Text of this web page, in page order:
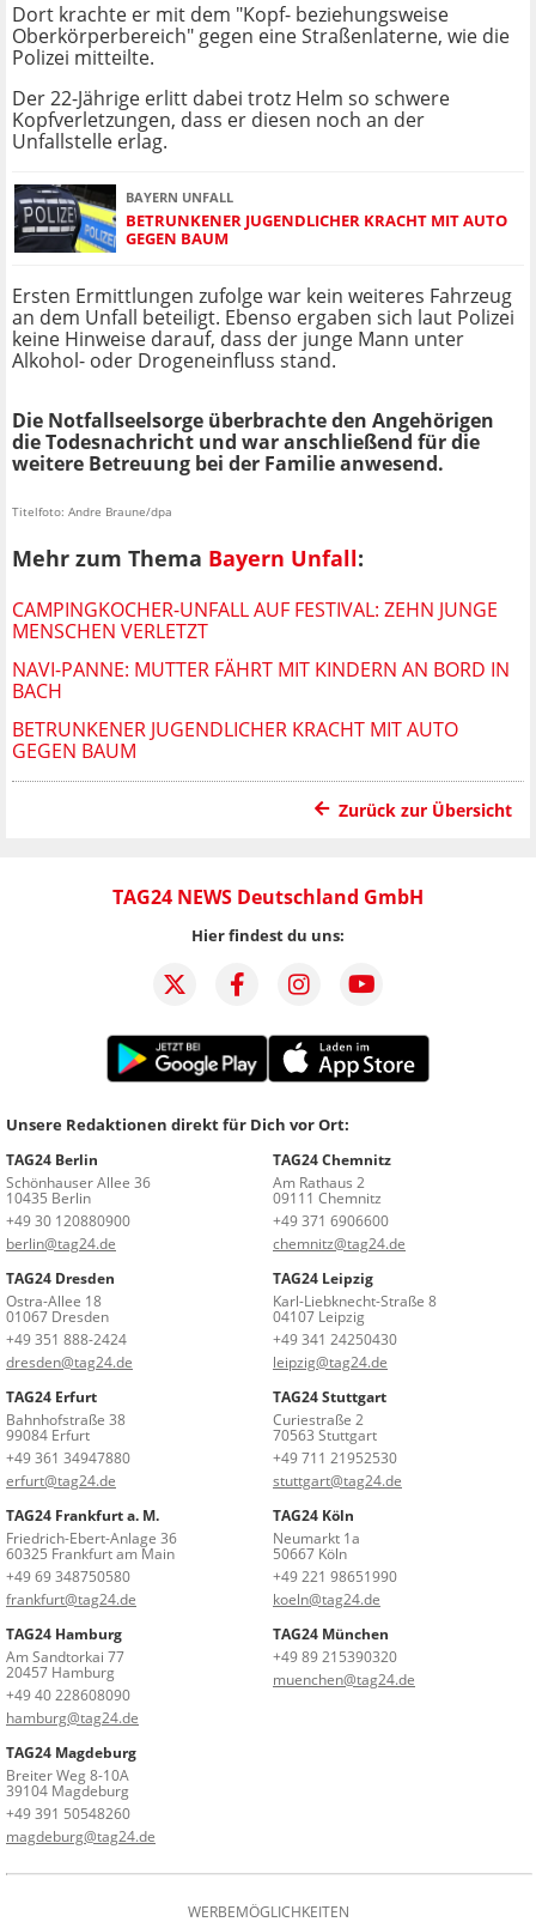
Dort krachte er mit dem "Kopf- beziehungsweise
Oberkörperbereich" gegen eine Straßenlaterne, wie die
Polizei mitteilte.
Der 22-Jährige erlitt dabei trotz Helm so schwere
Kopfverletzungen, dass er diesen noch an der
Unfallstelle erlag.
BAYERN UNFALL
BETRUNKENER JUGENDLICHER KRACHT MIT AUTO
GEGEN BAUM
Ersten Ermittlungen zufolge war kein weiteres Fahrzeug
an dem Unfall beteiligt. Ebenso ergaben sich laut Polizei
keine Hinweise darauf, dass der junge Mann unter
Alkohol- oder Drogeneinfluss stand.
Die Notfallseelsorge überbrachte den Angehörigen
die Todesnachricht und war anschließend für die
weitere Betreuung bei der Familie anwesend.
Titelfoto: Andre Braune/dpa
Mehr zum Thema Bayern Unfall:
CAMPINGKOCHER-UNFALL AUF FESTIVAL: ZEHN JUNGE
MENSCHEN VERLETZT
NAVI-PANNE: MUTTER FÄHRT MIT KINDERN AN BORD IN
BACH
BETRUNKENER JUGENDLICHER KRACHT MIT AUTO
GEGEN BAUM
Zurück zur Übersicht
TAG24 NEWS Deutschland GmbH
Hier findest du uns:
Unsere Redaktionen direkt für Dich vor Ort:
TAG24 Berlin
Schönhauser Allee 36
10435 Berlin
+49 30 120880900
berlin@tag24.de
TAG24 Chemnitz
Am Rathaus 2
09111 Chemnitz
+49 371 6906600
chemnitz@tag24.de
TAG24 Dresden
Ostra-Allee 18
01067 Dresden
+49 351 888-2424
dresden@tag24.de
TAG24 Leipzig
Karl-Liebknecht-Straße 8
04107 Leipzig
+49 341 24250430
leipzig@tag24.de
TAG24 Erfurt
Bahnhofstraße 38
99084 Erfurt
+49 361 34947880
erfurt@tag24.de
TAG24 Stuttgart
Curiestraße 2
70563 Stuttgart
+49 711 21952530
stuttgart@tag24.de
TAG24 Frankfurt a. M.
Friedrich-Ebert-Anlage 36
60325 Frankfurt am Main
+49 69 348750580
frankfurt@tag24.de
TAG24 Köln
Neumarkt 1a
50667 Köln
+49 221 98651990
koeln@tag24.de
TAG24 Hamburg
Am Sandtorkai 77
20457 Hamburg
+49 40 228608090
hamburg@tag24.de
TAG24 München
+49 89 215390320
muenchen@tag24.de
TAG24 Magdeburg
Breiter Weg 8-10A
39104 Magdeburg
+49 391 50548260
magdeburg@tag24.de
WERBEMÖGLICHKEITEN